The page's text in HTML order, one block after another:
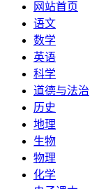
网站首页
语文
数学
英语
科学
道德与法治
历史
地理
生物
物理
化学